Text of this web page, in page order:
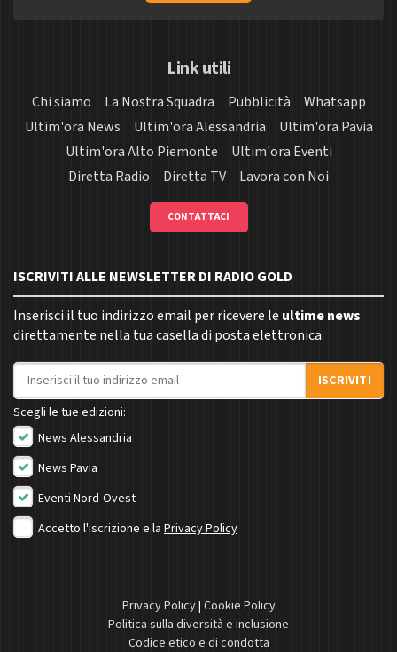
Link utili
Chi siamo La Nostra Squadra Pubblicità
Whatsapp
Ultim'ora News
Ultim'ora Alessandria
Ultim'ora Pavia
Ultim'ora Alto Piemonte
Ultim'ora Eventi
Diretta Radio
Diretta TV Lavora con Noi
CONTATTACI
ISCRIVITI ALLE NEWSLETTER DI RADIO GOLD
Inserisci il tuo indirizzo email per ricevere le ultime news
direttamente nella tua casella di posta elettronica.
Indirizzo email
ISCRIVITI
Scegli le tue edizioni:
News Alessandria
News Pavia
Eventi Nord-Ovest
Accetto l'iscrizione e la Privacy Policy
Privacy Policy| Cookie Policy
Politica sulla diversità e inclusione
Codice etico e di condotta